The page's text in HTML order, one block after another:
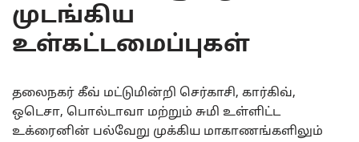
முடங்கிய
உள்கட்டமைப்புகள்
தலைநகர் கீவ் மட்டுமின்றி செர்காசி, கார்கிவ்,
ஒடெசா, பொல்டாவா மற்றும் சுமி உள்ளிட்ட
உக்ரைனின் பல்வேறு முக்கிய மாகாணங்களிலும்